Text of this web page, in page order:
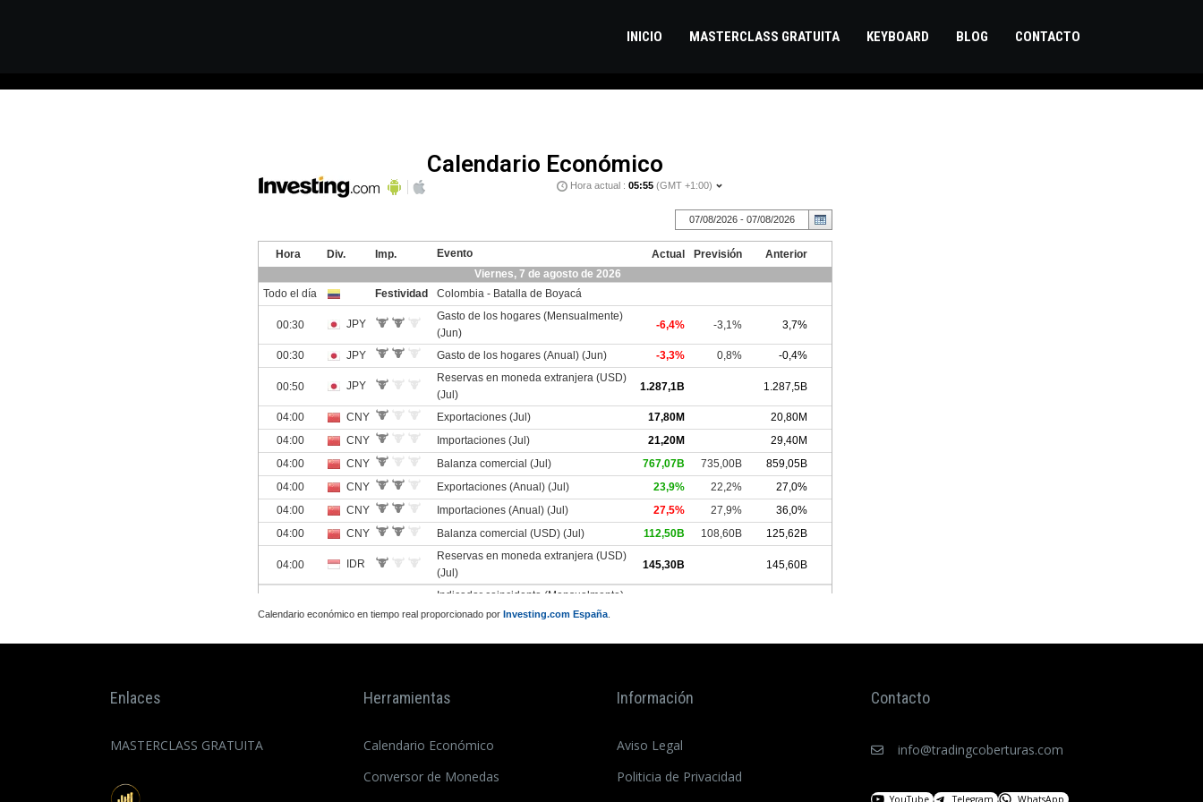
INICIO MASTERCLASS GRATUITA KEYBOARD BLOG CONTACTO
Calendario Económico
Calendario económico en tiempo real proporcionado por Investing.com España.
Enlaces
MASTERCLASS GRATUITA
Herramientas
Calendario Económico
Conversor de Monedas
Información
Aviso Legal
Politicia de Privacidad
Contacto
info@tradingcoberturas.com
YouTube Telegram WhatsApp